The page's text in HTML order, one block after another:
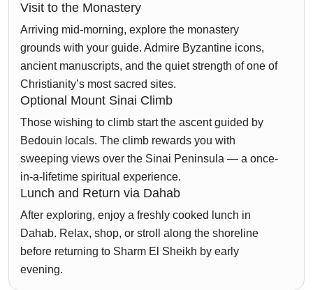
Visit to the Monastery
Arriving mid-morning, explore the monastery
grounds with your guide. Admire Byzantine icons,
ancient manuscripts, and the quiet strength of one of
Christianity’s most sacred sites.
Optional Mount Sinai Climb
Those wishing to climb start the ascent guided by
Bedouin locals. The climb rewards you with
sweeping views over the Sinai Peninsula — a once-
in-a-lifetime spiritual experience.
Lunch and Return via Dahab
After exploring, enjoy a freshly cooked lunch in
Dahab. Relax, shop, or stroll along the shoreline
before returning to Sharm El Sheikh by early
evening.